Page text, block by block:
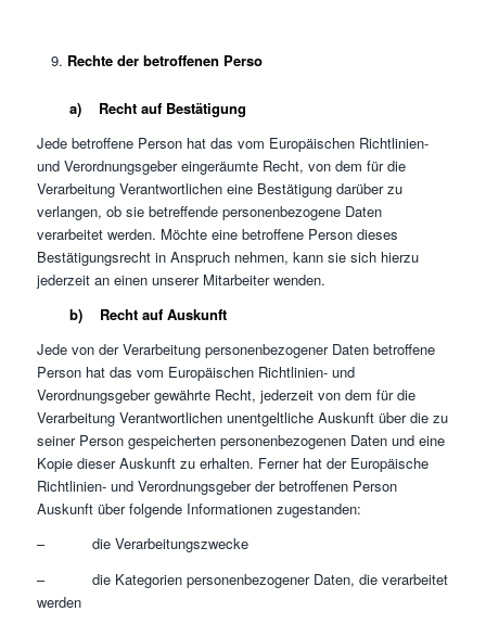
Rechte der betroffenen Perso
a) Recht auf Bestätigung
Jede betroffene Person hat das vom Europäischen Richtlinien-
und Verordnungsgeber eingeräumte Recht, von dem für die
Verarbeitung Verantwortlichen eine Bestätigung darüber zu
verlangen, ob sie betreffende personenbezogene Daten
verarbeitet werden. Möchte eine betroffene Person dieses
Bestätigungsrecht in Anspruch nehmen, kann sie sich hierzu
jederzeit an einen unserer Mitarbeiter wenden.
b) Recht auf Auskunft
Jede von der Verarbeitung personenbezogener Daten betroffene
Person hat das vom Europäischen Richtlinien- und
Verordnungsgeber gewährte Recht, jederzeit von dem für die
Verarbeitung Verantwortlichen unentgeltliche Auskunft über die zu
seiner Person gespeicherten personenbezogenen Daten und eine
Kopie dieser Auskunft zu erhalten. Ferner hat der Europäische
Richtlinien- und Verordnungsgeber der betroffenen Person
Auskunft über folgende Informationen zugestanden:
– die Verarbeitungszwecke
– die Kategorien personenbezogener Daten, die verarbeitet
werden